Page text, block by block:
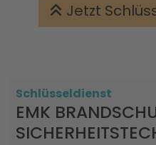
Jetzt
Schlüsseldienst
EMK